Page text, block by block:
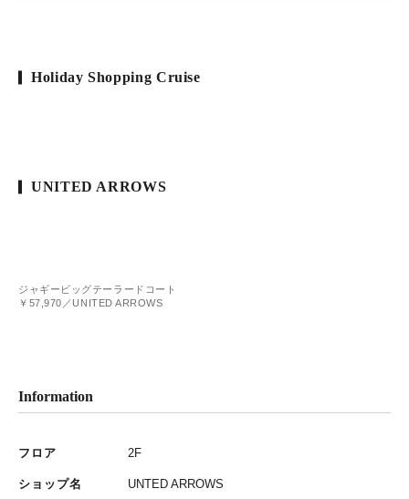
Holiday Shopping Cruise
UNITED ARROWS
ジャギービッグテーラードコート
￥57,970／UNITED ARROWS
Information
フロア 2F
ショップ名 UNTED ARROWS